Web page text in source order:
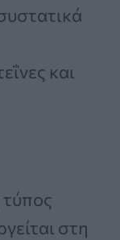
και
τύπος
στη